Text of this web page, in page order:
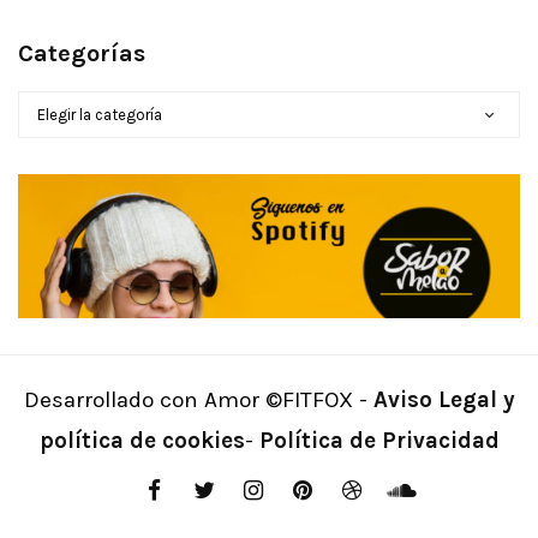
Categorías
CATEGORÍAS
Desarrollado con Amor ©FITFOX - Aviso Legal y
política de cookies- Política de Privacidad